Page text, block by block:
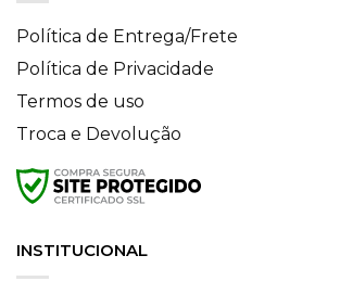
Política de Entrega/Frete
Política de Privacidade
Termos de uso
Troca e Devolução
INSTITUCIONAL